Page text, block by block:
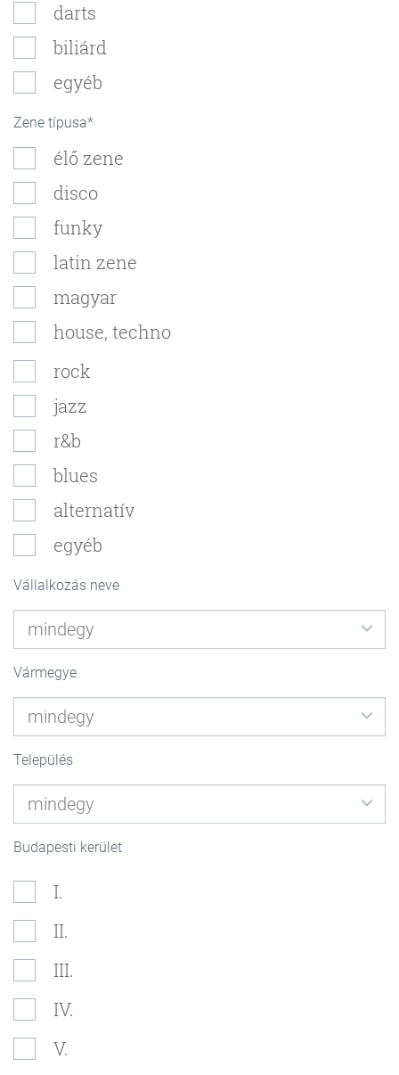
darts
biliárd
egyéb
Zene típusa
élő zene
disco
funky
latin zene
magyar
house, techno
rock
jazz
r&b
blues
alternatív
egyéb
Vállalkozás neve
Vármegye
Település
Budapesti kerület
I.
II.
III.
IV.
V.